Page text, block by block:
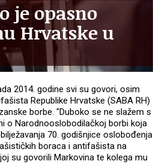
je opasno
Hrvatske u
2014. godine svi su govori, osim
Republike Hrvatske (SABA RH)
borbe. "Duboko se ne slažem s
o Narodnooslobodilačkoj borbi koja
70. godišnjice oslobođenja
boraca i antifašista na
su govorili Markovina te kolega mu